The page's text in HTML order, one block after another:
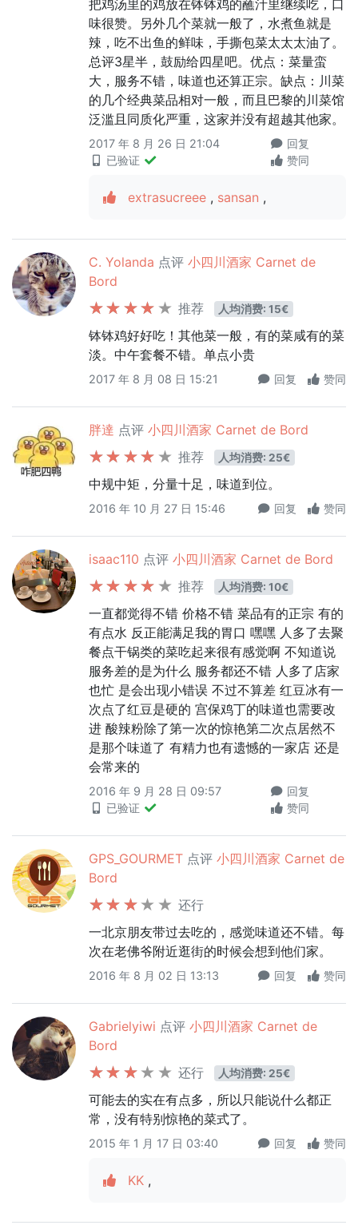
把鸡汤里的鸡放在钵钵鸡的蘸汁里继续吃，口
味很赞。另外几个菜就一般了，水煮鱼就是
辣，吃不出鱼的鲜味，手撕包菜太太太油了。
总评3星半，鼓励给四星吧。优点：菜量蛮
大，服务不错，味道也还算正宗。缺点：川菜
的几个经典菜品相对一般，而且巴黎的川菜馆
泛滥且同质化严重，这家并没有超越其他家。
2017 年 8 月 26 日 21:04
已验证
回复
赞同
extrasucreee , sansan ,
C. Yolanda 点评 小四川酒家 Carnet de
Bord
推荐
人均消费: 15€
钵钵鸡好好吃！其他菜一般，有的菜咸有的菜
淡。中午套餐不错。单点小贵
2017 年 8 月 08 日 15:21 回复 赞同
胖達 点评 小四川酒家 Carnet de Bord
推荐
人均消费: 25€
中规中矩，分量十足，味道到位。
2016 年 10 月 27 日 15:46 回复 赞同
isaac110 点评 小四川酒家 Carnet de Bord
推荐
人均消费: 10€
一直都觉得不错 价格不错 菜品有的正宗 有的
有点水 反正能满足我的胃口 嘿嘿 人多了去聚
餐点干锅类的菜吃起来很有感觉啊 不知道说
服务差的是为什么 服务都还不错 人多了店家
也忙 是会出现小错误 不过不算差 红豆冰有一
次点了红豆是硬的 宫保鸡丁的味道也需要改
进 酸辣粉除了第一次的惊艳第二次点居然不
是那个味道了 有精力也有遗憾的一家店 还是
会常来的
2016 年 9 月 28 日 09:57
已验证
回复
赞同
GPS_GOURMET 点评 小四川酒家 Carnet de
Bord
还行
一北京朋友带过去吃的，感觉味道还不错。每
次在老佛爷附近逛街的时候会想到他们家。
2016 年 8 月 02 日 13:13 回复 赞同
Gabrielyiwi 点评 小四川酒家 Carnet de
Bord
还行
人均消费: 25€
可能去的实在有点多，所以只能说什么都正
常，没有特别惊艳的菜式了。
2015 年 1 月 17 日 03:40 回复 赞同
KK ,